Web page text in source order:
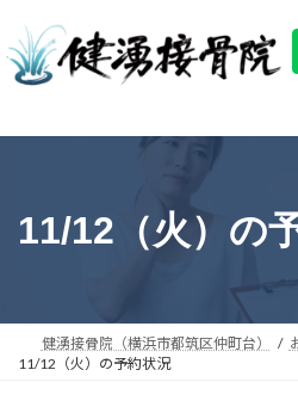
テ
ゲ
11/12（火）の
健湧接骨院（横浜市都筑区仲町台）
11/12（火）の予約状況